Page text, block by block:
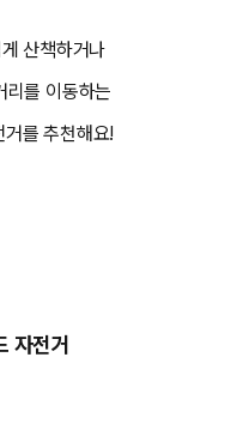
산책하거나
리를 이동하는
를 추천해요!
자전거